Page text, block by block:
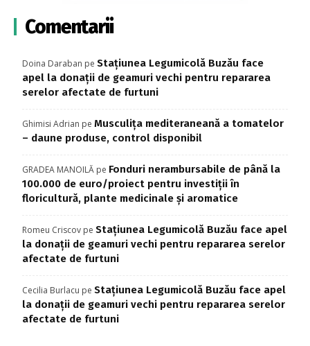
Comentarii
Doina Daraban pe Stațiunea Legumicolă Buzău face
apel la donații de geamuri vechi pentru repararea
serelor afectate de furtuni
Ghimisi Adrian pe Musculița mediteraneană a tomatelor
– daune produse, control disponibil
GRADEA MANOILĂ pe Fonduri nerambursabile de până la
100.000 de euro/proiect pentru investiţii în
floricultură, plante medicinale şi aromatice
Romeu Criscov pe Stațiunea Legumicolă Buzău face apel
la donații de geamuri vechi pentru repararea serelor
afectate de furtuni
Cecilia Burlacu pe Stațiunea Legumicolă Buzău face apel
la donații de geamuri vechi pentru repararea serelor
afectate de furtuni